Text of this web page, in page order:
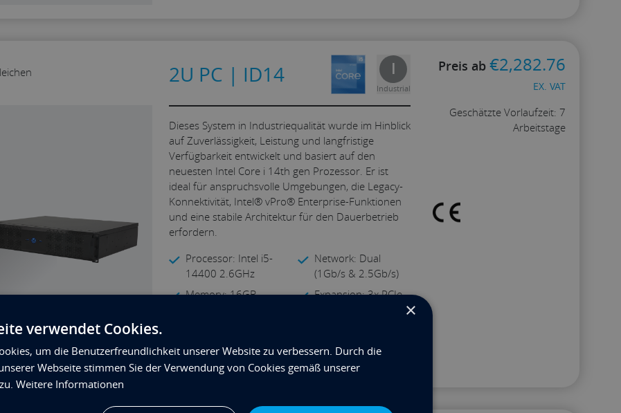
2U PC | ID14 I
Industrial
Dieses System in Industriequalität wurde im Hinblick
auf Zuverlässigkeit, Leistung und langfristige
Verfügbarkeit entwickelt und basiert auf den
neuesten Intel Core i 14th gen Prozessor. Er ist
ideal für anspruchsvolle Umgebungen, die Legacy-
Konnektivität, Intel® vPro® Enterprise-Funktionen
und eine stabile Architektur für den Dauerbetrieb
erfordern.
Processor: Intel i5-
14400 2.6GHz
Memory: 16GB
PCIe 4.0 NVMe
Network: Dual
(1Gb/s & 2.5Gb/s)
Expansion: 3x PCIe
Slots (x16, x1, x4, x1
Depth: 378mm (2U)
Preis ab €2,282.76
EX. VAT
Geschätzte Vorlaufzeit: 7
Arbeitstage
×
verwendet Cookies.
um die Benutzerfreundlichkeit unserer Website zu verbessern. Durch die
Webseite stimmen Sie der Verwendung von Cookies gemäß unserer
Weitere Informationen